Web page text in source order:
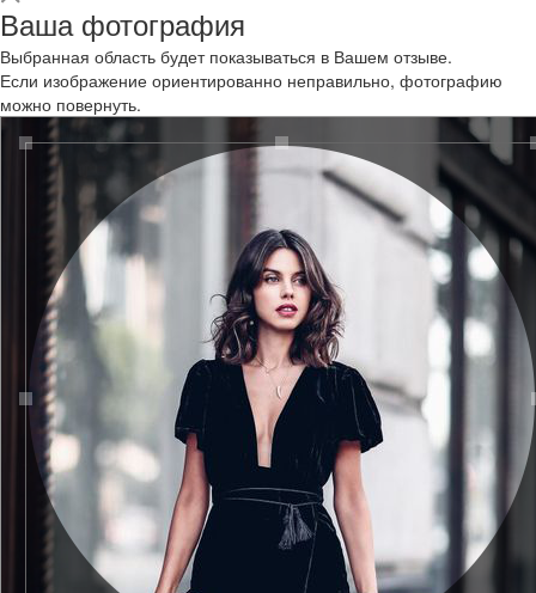
Ваша фотография
Выбранная область будет показываться в Вашем отзыве.
Если изображение ориентированно неправильно, фотографию
можно повернуть.